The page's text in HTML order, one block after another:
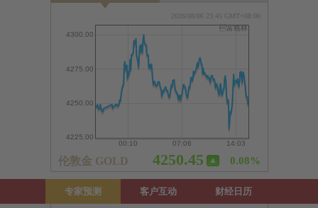
专家预测 客户互动 财经日历